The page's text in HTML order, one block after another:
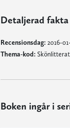
Detaljerad fakta
Recensionsdag: 2016-
Thema-kod:
Boken ingår i